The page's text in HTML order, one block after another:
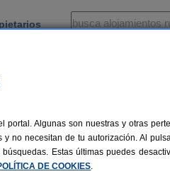
Algunas son nuestras y otras
no necesitan de tu autorización. Al
Estas últimas puedes
DE COOKIES.